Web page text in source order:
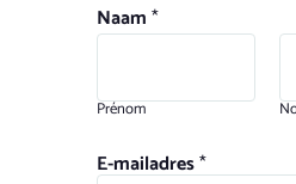
Naam*
Prénom
E-mailadres*